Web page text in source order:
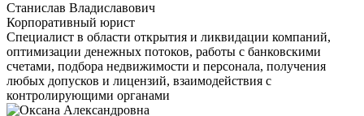
Станислав Владиславович
Корпоративный юрист
Специалист в области открытия и ликвидации компаний,
оптимизации денежных потоков, работы с банковскими
счетами, подбора недвижимости и персонала, получения
любых допусков и лицензий, взаимодействия с
контролирующими органами